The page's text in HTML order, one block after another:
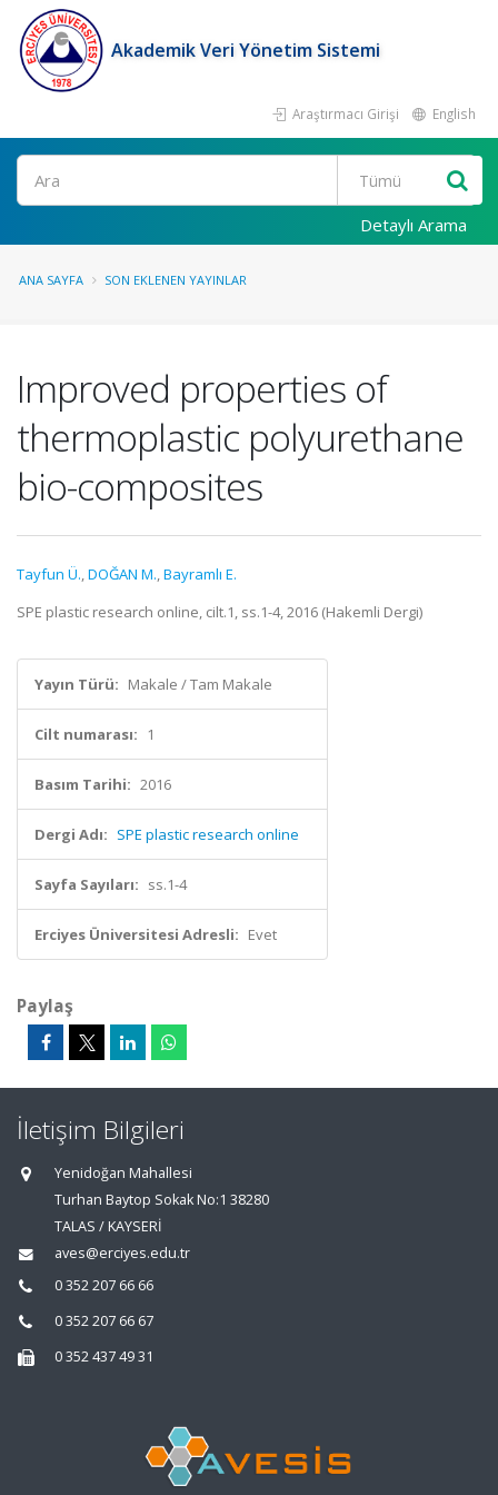
Akademik Veri Yönetim Sistemi
Araştırmacı Girişi English
Ara
Detaylı Arama
ANA SAYFA SON EKLENEN YAYINLAR
Improved properties of
thermoplastic polyurethane
bio-composites
Tayfun Ü.,DOĞAN M.,Bayramlı E.
SPE plastic research online, cilt.1, ss.1-4, 2016 (Hakemli Dergi)
Yayın Türü: Makale / Tam Makale
Cilt numarası: 1
Basım Tarihi: 2016
Dergi Adı: SPE plastic research online
Sayfa Sayıları: ss.1-4
Erciyes Üniversitesi Adresli: Evet
Paylaş
İletişim Bilgileri
Yenidoğan Mahallesi
Turhan Baytop Sokak No:1 38280
TALAS / KAYSERİ
aves@erciyes.edu.tr
0 352 207 66 66
0 352 207 66 67
0 352 437 49 31